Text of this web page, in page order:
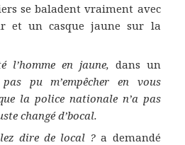
se baladent vraiment avec
et un casque jaune sur la
l’homme en jaune, dans un
pu m’empêcher en vous
la police nationale n’a pas
changé d’bocal.
dire de local ? a demandé